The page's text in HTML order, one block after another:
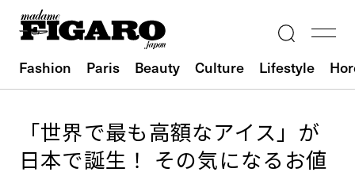
Fashion Paris Beauty Culture Lifestyle
「世界で最も高額なアイス」が
日本で誕生！ その気になるお値